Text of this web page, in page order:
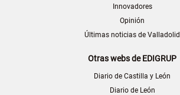
Innovadores
Opinión
Últimas noticias de Valladolid
Otras webs de EDIGRUP
Diario de Castilla y León
Diario de León